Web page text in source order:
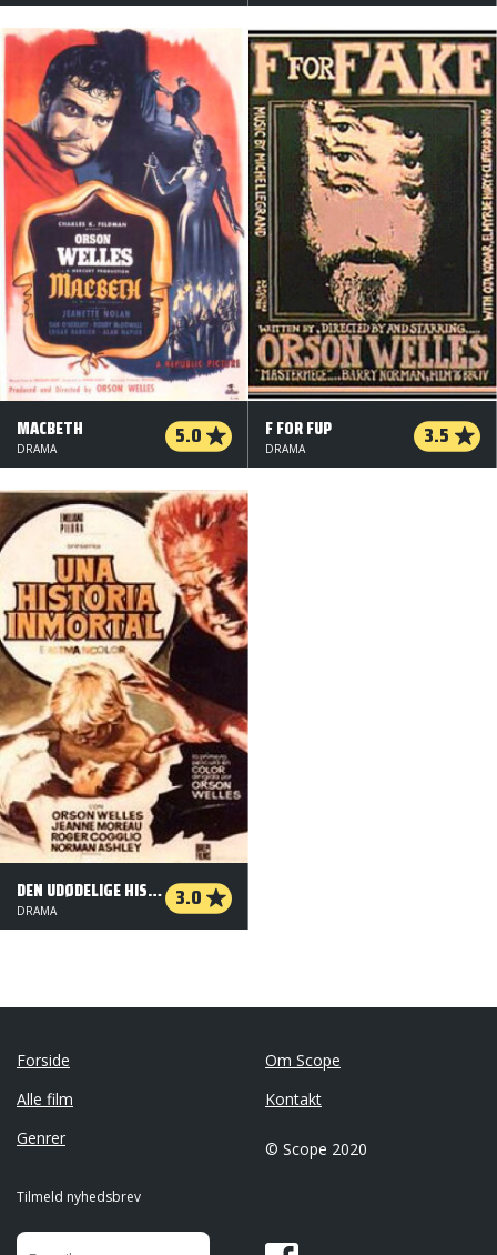
MACBETH 5.0
DRAMA
F FOR FUP 3.5
DRAMA
DEN UDØDELIGE HISTORIE 3.0
DRAMA
Forside
Alle film
Genrer
Om Scope
Kontakt
© Scope 2020
Tilmeld nyhedsbrev